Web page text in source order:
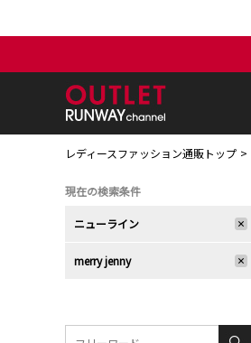
レディースファッション通販トップ
現在の検索条件
ニューライン
merry jenny